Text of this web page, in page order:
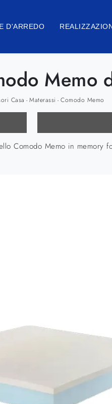
D'ARREDO
Memo
Casa -Materassi -Comodo Memo
Comodo Memo in memory